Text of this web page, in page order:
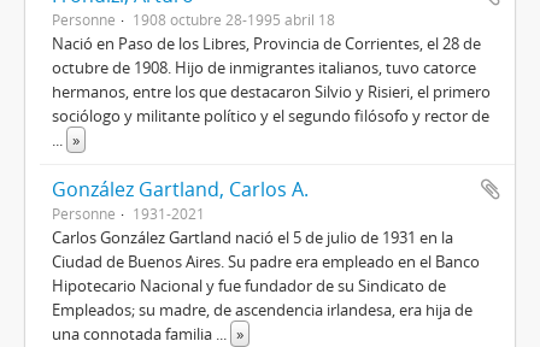
Personne 1908 octubre 28-1995 abril 18
Nació en Paso de los Libres, Provincia de Corrientes, el 28 de
octubre de 1908. Hijo de inmigrantes italianos, tuvo catorce
hermanos, entre los que destacaron Silvio y Risieri, el primero
sociólogo y militante político y el segundo filósofo y rector de
... »
González Gartland, Carlos A.
Personne 1931-2021
Carlos González Gartland nació el 5 de julio de 1931 en la
Ciudad de Buenos Aires. Su padre era empleado en el Banco
Hipotecario Nacional y fue fundador de su Sindicato de
Empleados; su madre, de ascendencia irlandesa, era hija de
una connotada familia ... »